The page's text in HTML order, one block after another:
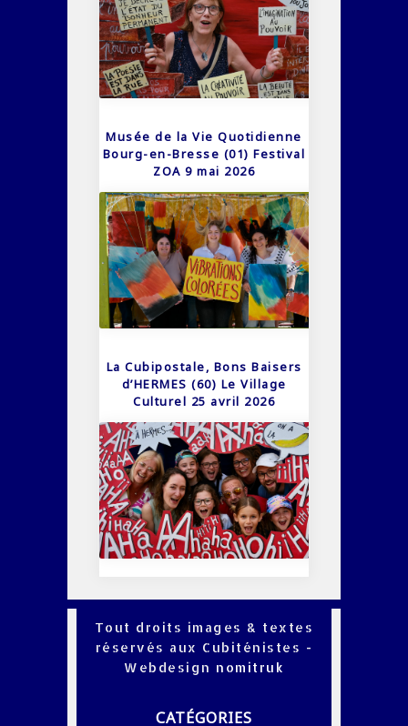
Musée de la Vie Quotidienne
Bourg-en-Bresse (01) Festival
ZOA 9 mai 2026
La Cubipostale, Bons Baisers
d’HERMES (60) Le Village
Culturel 25 avril 2026
Tout droits images & textes
réservés aux Cubiténistes -
Webdesign nomitruk
CATÉGORIES